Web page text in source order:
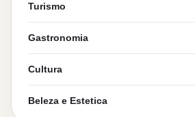
Turismo
Gastronomia
Cultura
Beleza e Estetica